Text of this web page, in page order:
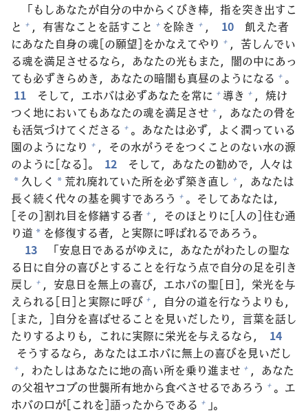
「もしあなたが自分の中からくびき棒， 指を突き出すこ
と + ， 有害なことを話すこと + を除き + ， 10 飢えた者
にあなた自身の魂[の願望]をかなえてやり + ， 苦しんでい
る魂を満足 させるなら，あなたの光もまた， 闇の中にあっ
ても必ずきらめき，あなたの暗闇も真昼のようになる + 。
11
そして，エホバは必ずあなたを常に + 導き + ， 焼け
つく 地においてもあなたの魂を満足 させ + ，あなたの骨を
も活気づけてくださる + 。あなたは必ず，よく 潤っている
園のようになり + ，その水がうそをつくことのない水の源
のように[なる]。
12 そして，あなたの勧めで， 人々 は
* 久しく * 荒れ廃れていた所を必ず築き直し + ，あなたは
長く 続く 代々の基を興すであろう + 。そしてあなたは，
[その]割れ目を修繕する者 + ，そのほとりに[人の]住む通
り道 * を修復する者，と実際に呼ばれるであろう。
13
「安息日であるがゆえに，あなたがわたしの聖な
る 日に自分の喜びとすることを行なう点で自分の足を引き
戻し + ， 安息日を無 上の喜び，エホバの聖[日]， 栄光を与
えられる[日]と実際に呼び + ， 自分の道を行なうよりも，
[また，]自分を喜ばせることを 見いだしたり， 言葉を話し
たりするよりも，これに実際に栄光を与えるなら，
14
そうするなら，あなたはエホバに無 上の喜びを 見いだし
+ ，わたしはあなたに地の高い所を乗り進ませ + ，あなた
の父祖ヤコブの世襲所有地から食べさせるであろう + 。エ
ホバの口が[これを]語ったからである + 」。